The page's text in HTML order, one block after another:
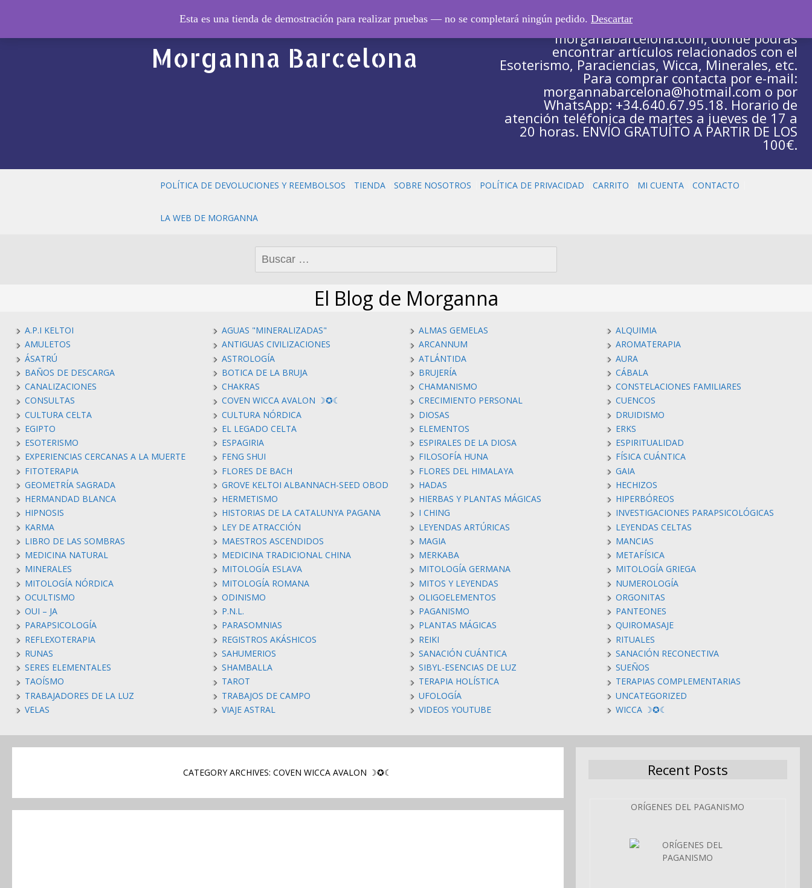
© El Caldero de
Morganna Barcelona
Tienda escaparate asociada a la web
morganabarcelona.com, donde podrás
encontrar artículos relacionados con el
Esoterismo, Paraciencias, Wicca, Minerales, etc.
Para comprar contacta por e-mail:
morgannabarcelona@hotmail.com o por
WhatsApp: +34.640.67.95.18. Horario de
atención teléfonica de martes a jueves de 17 a
20 horas. ENVÍO GRATUÍTO A PARTIR DE LOS
100€.
POLÍTICA DE DEVOLUCIONES Y REEMBOLSOS TIENDA SOBRE NOSOTROS POLÍTICA DE PRIVACIDAD CARRITO MI CUENTA CONTACTO
LA WEB DE MORGANNA
El Blog de Morganna
A.P.I KELTOI AGUAS "MINERALIZADAS" ALMAS GEMELAS
ALQUIMIA
AMULETOS
ANTIGUAS CIVILIZACIONES ARCANNUM
AROMATERAPIA
ÁSATRÚ
ASTROLOGÍA ATLÁNTIDA
AURA
BAÑOS DE DESCARGA
BOTICA DE LA BRUJA BRUJERÍA
CÁBALA
CANALIZACIONES
CHAKRAS CHAMANISMO
CONSTELACIONES FAMILIARES
CONSULTAS
COVEN WICCA AVALON ☽✪☾ CRECIMIENTO PERSONAL
CUENCOS
CULTURA CELTA
CULTURA NÓRDICA DIOSAS
DRUIDISMO
EGIPTO
EL LEGADO CELTA ELEMENTOS
ERKS
ESOTERISMO
ESPAGIRIA ESPIRALES DE LA DIOSA
ESPIRITUALIDAD
EXPERIENCIAS CERCANAS A LA MUERTE
FENG SHUI FILOSOFÍA HUNA
FÍSICA CUÁNTICA
FITOTERAPIA
FLORES DE BACH FLORES DEL HIMALAYA
GAIA
GEOMETRÍA SAGRADA
GROVE KELTOI ALBANNACH-SEED OBOD HADAS
HECHIZOS
HERMANDAD BLANCA
HERMETISMO HIERBAS Y PLANTAS MÁGICAS
HIPERBÓREOS
HIPNOSIS
HISTORIAS DE LA CATALUNYA PAGANA I CHING
INVESTIGACIONES PARAPSICOLÓGICAS
KARMA
LEY DE ATRACCIÓN LEYENDAS ARTÚRICAS
LEYENDAS CELTAS
LIBRO DE LAS SOMBRAS
MAESTROS ASCENDIDOS MAGIA
MANCIAS
MEDICINA NATURAL
MEDICINA TRADICIONAL CHINA MERKABA
METAFÍSICA
MINERALES
MITOLOGÍA ESLAVA MITOLOGÍA GERMANA
MITOLOGÍA GRIEGA
MITOLOGÍA NÓRDICA
MITOLOGÍA ROMANA MITOS Y LEYENDAS
NUMEROLOGÍA
OCULTISMO
ODINISMO OLIGOELEMENTOS
ORGONITAS
OUI – JA
P.N.L. PAGANISMO
PANTEONES
PARAPSICOLOGÍA
PARASOMNIAS PLANTAS MÁGICAS
QUIROMASAJE
REFLEXOTERAPIA
REGISTROS AKÁSHICOS REIKI
RITUALES
RUNAS
SAHUMERIOS SANACIÓN CUÁNTICA
SANACIÓN RECONECTIVA
SERES ELEMENTALES
SHAMBALLA SIBYL-ESENCIAS DE LUZ
SUEÑOS
TAOÍSMO
TAROT TERAPIA HOLÍSTICA
TERAPIAS COMPLEMENTARIAS
TRABAJADORES DE LA LUZ
TRABAJOS DE CAMPO UFOLOGÍA
UNCATEGORIZED
VELAS
VIAJE ASTRAL VIDEOS YOUTUBE WICCA ☽✪☾
CATEGORY ARCHIVES: COVEN WICCA AVALON ☽✪☾ Recent Posts
ORÍGENES DEL PAGANISMO
Esta es una tienda de demostración para realizar pruebas — no se completará ningún pedido. Descartar